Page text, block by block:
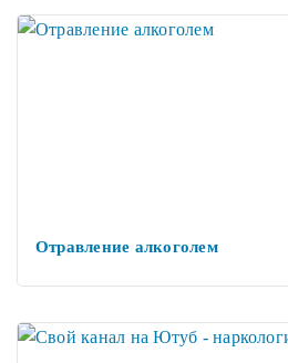
Отравление алкоголем